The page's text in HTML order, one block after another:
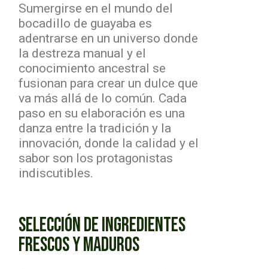
Sumergirse en el mundo del
bocadillo de guayaba es
adentrarse en un universo donde
la destreza manual y el
conocimiento ancestral se
fusionan para crear un dulce que
va más allá de lo común. Cada
paso en su elaboración es una
danza entre la tradición y la
innovación, donde la calidad y el
sabor son los protagonistas
indiscutibles.
SELECCIÓN DE INGREDIENTES
FRESCOS Y MADUROS